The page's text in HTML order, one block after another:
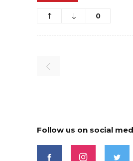
0
Follow us on social